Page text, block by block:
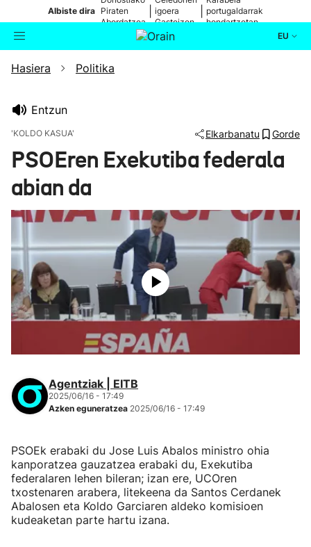
Albiste dira Piraten
Abordatzea
igoera
Gasteizen
portugaldarrak
hondartzetan
EU
Bilatzailea
Eguraldia
Hasiera Politika
Entzun
'KOLDO KASUA' Elkarbanatu Gorde
PSOEren Exekutiba federala
abian da
Agentziak | EITB
2025/06/16 - 17:49
Azken eguneratzea 2025/06/16 - 17:49
PSOEk erabaki du Jose Luis Abalos ministro ohia
kanporatzea gauzatzea erabaki du, Exekutiba
federalaren lehen bileran; izan ere, UCOren
txostenaren arabera, litekeena da Santos Cerdanek
Abalosen eta Koldo Garciaren aldeko komisioen
kudeaketan parte hartu izana.